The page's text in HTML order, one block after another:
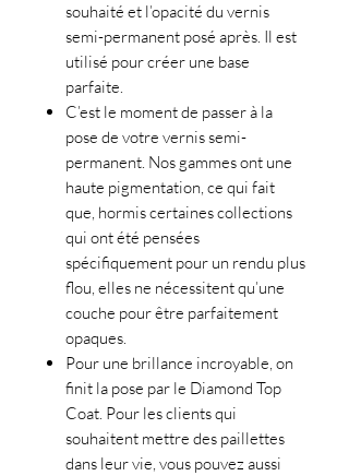
souhaité et l’opacité du vernis
semi-permanent posé après. Il est
utilisé pour créer une base
parfaite.
C’est le moment de passer à la
pose de votre vernis semi-
permanent. Nos gammes ont une
haute pigmentation, ce qui fait
que, hormis certaines collections
qui ont été pensées
spécifiquement pour un rendu plus
flou, elles ne nécessitent qu’une
couche pour être parfaitement
opaques.
Pour une brillance incroyable, on
finit la pose par le Diamond Top
Coat. Pour les clients qui
souhaitent mettre des paillettes
dans leur vie, vous pouvez aussi